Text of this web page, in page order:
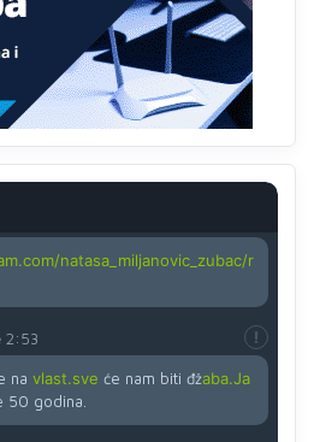
opravdan strah, posebno kada
osobe sa slabijim vidom ili
12:24
kutija za IZBORE a danas su
natasa_miljanovic_zubac/r
2:53
na vlast.sve će nam biti đžaba.Ja
50 godina.